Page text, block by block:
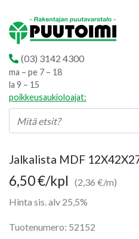
(03) 3142 4300
ma – pe 7 – 18
la 9 – 15
poikkeusaukioloajat:
Jalkalista MDF
6,50€/kpl
(2,36 €/m)
Hinta sis. alv 25,5%
Tuotenumero: 52152